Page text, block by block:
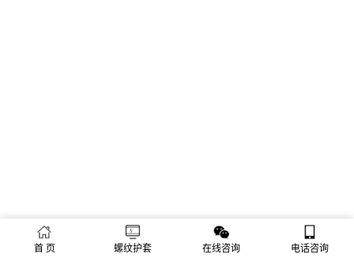
首 页 螺纹护套 在线咨询 电话咨询